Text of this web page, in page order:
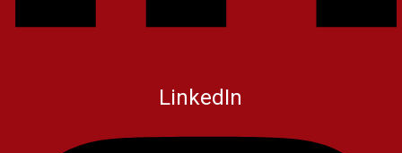
LinkedIn